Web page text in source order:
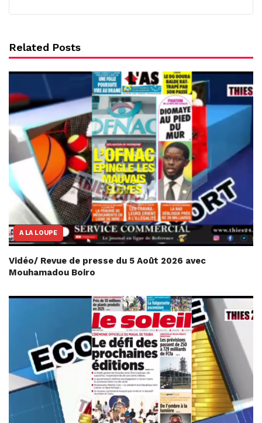
Related Posts
A LA LOUPE
Vidéo/ Revue de presse du 5 Août 2026 avec
Mouhamadou Boiro